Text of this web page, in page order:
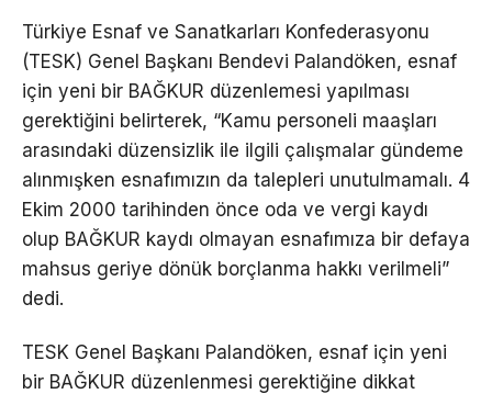
Türkiye Esnaf ve Sanatkarları Konfederasyonu
(TESK) Genel Başkanı Bendevi Palandöken, esnaf
için yeni bir BAĞKUR düzenlemesi yapılması
gerektiğini belirterek, “Kamu personeli maaşları
arasındaki düzensizlik ile ilgili çalışmalar gündeme
alınmışken esnafımızın da talepleri unutulmamalı. 4
Ekim 2000 tarihinden önce oda ve vergi kaydı
olup BAĞKUR kaydı olmayan esnafımıza bir defaya
mahsus geriye dönük borçlanma hakkı verilmeli”
dedi.
TESK Genel Başkanı Palandöken, esnaf için yeni
bir BAĞKUR düzenlenmesi gerektiğine dikkat